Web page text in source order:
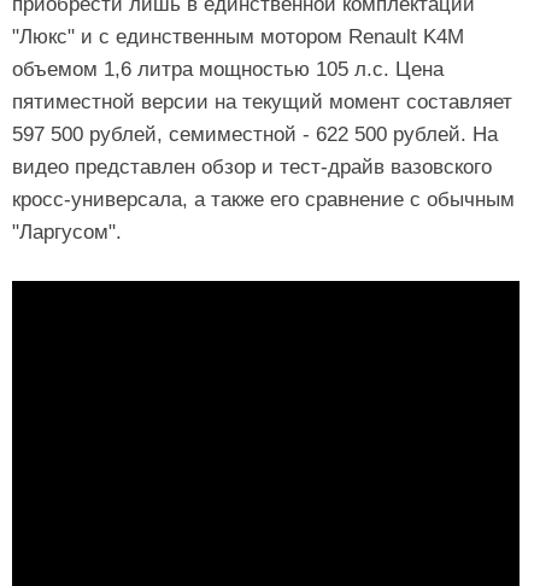
"Люкс" и с единственным мотором Renault K4M
объемом 1,6 литра мощностью 105 л.с. Цена
пятиместной версии на текущий момент составляет
597 500 рублей, семиместной - 622 500 рублей. На
видео представлен обзор и тест-драйв вазовского
кросс-универсала, а также его сравнение с обычным
"Ларгусом".